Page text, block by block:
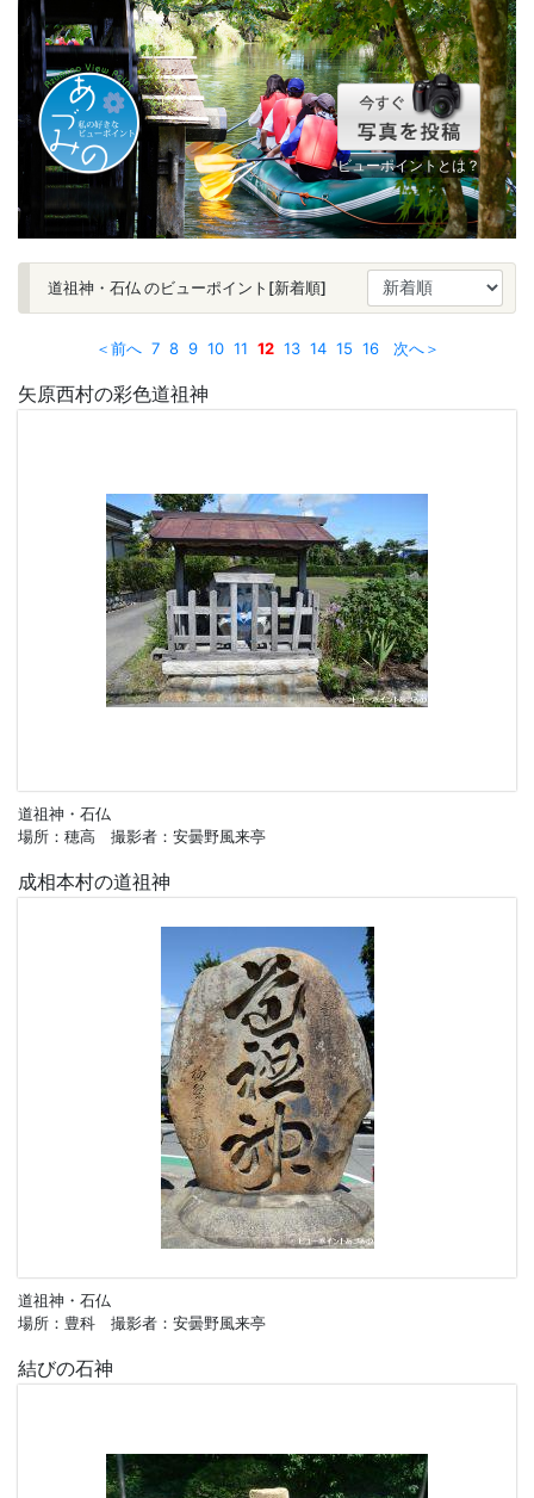
ビューポイントとは？
道祖神・石仏 のビューポイント[新着順]
＜前へ 7 8 9 10 11 12 13 14 15 16 次へ＞
矢原西村の彩色道祖神
道祖神・石仏
場所：穂高 撮影者：安曇野風来亭
成相本村の道祖神
道祖神・石仏
場所：豊科 撮影者：安曇野風来亭
結びの石神